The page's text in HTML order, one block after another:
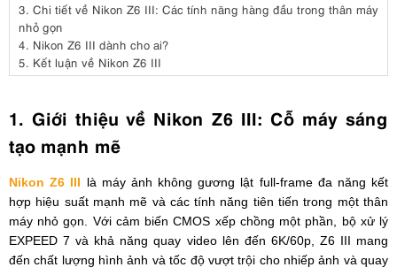
3. Chi tiết về Nikon Z6 III: Các tính năng hàng đầu trong thân máy
nhỏ gọn
4. Nikon Z6 III dành cho ai?
5. Kết luận về Nikon Z6 III
1. Giới thiệu về Nikon Z6 III: Cỗ máy sáng
tạo mạnh mẽ
Nikon Z6 III là máy ảnh không gương lật full-frame đa năng kết
hợp hiệu suất mạnh mẽ và các tính năng tiên tiến trong một thân
máy nhỏ gọn. Với cảm biến CMOS xếp chồng một phần, bộ xử lý
EXPEED 7 và khả năng quay video lên đến 6K/60p, Z6 III mang
đến chất lượng hình ảnh và tốc độ vượt trội cho nhiếp ảnh và quay